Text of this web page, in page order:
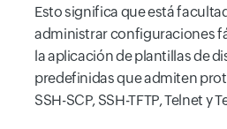
Esto significa que está
administrar configuraciones
la aplicación de plantillas de
predefinidas que admiten
SSH-SCP, SSH-TFTP, Telnet y